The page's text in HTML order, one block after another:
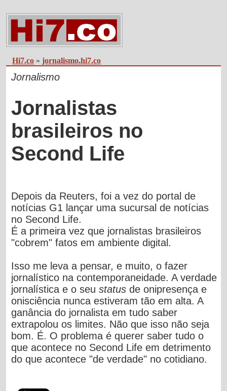
Hi7.co »jornalismo.hi7.co
Jornalismo
Jornalistas
brasileiros no
Second Life
Depois da Reuters, foi a vez do portal de
notícias G1 lançar uma sucursal de notícias
no Second Life.
É a primeira vez que jornalistas brasileiros
"cobrem" fatos em ambiente digital.
Isso me leva a pensar, e muito, o fazer
jornalístico na contemporaneidade. A verdade
jornalística e o seustatus de onipresença e
onisciência nunca estiveram tão em alta. A
ganância do jornalista em tudo saber
extrapolou os limites. Não que isso não seja
bom. É. O problema é querer saber tudo o
que acontece no Second Life em detrimento
do que acontece "de verdade" no cotidiano.